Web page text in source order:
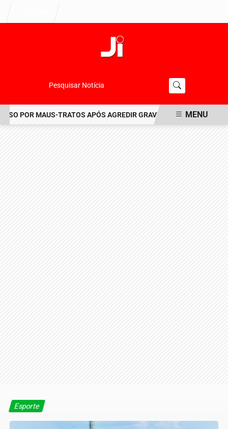
Pesquisar Notícia
POR MAUS-TRATOS APÓS AGREDIR GRAVEMENTE CACHORRO
MENU
Esporte